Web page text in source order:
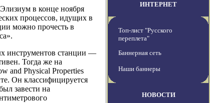
в конце ноября
процессов, идущих в
можно прочесть в
инструментов станции —
Тогда же на
and Physical Properties
Он классифицируется
завести на
ИНТЕРНЕТ
Топ-лист "Русского
переплета"
Баннерная сеть
Наши баннеры
НОВОСТИ